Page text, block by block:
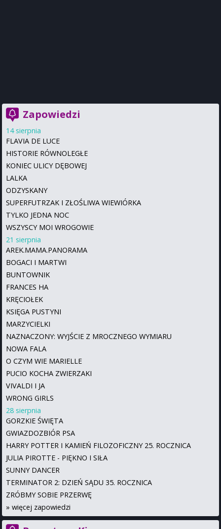
Zapowiedzi
14 sierpnia
FLAVIA DE LUCE
HISTORIE RÓWNOLEGŁE
KONIEC ULICY DĘBOWEJ
LALKA
ODZYSKANY
SUPERFUTRZAK I ZŁOŚLIWA WIEWIÓRKA
TYLKO JEDNA NOC
WSZYSCY MOI WROGOWIE
21 sierpnia
AREK.MAMA.PANORAMA
BOGACI I MARTWI
BUNTOWNIK
FRANCES HA
KRĘCIOŁEK
KSIĘGA PUSTYNI
MARZYCIELKI
NAZNACZONY: WYJŚCIE Z MROCZNEGO WYMIARU
NOWA FALA
O CZYM WIE MARIELLE
PUCIO KOCHA ZWIERZAKI
VIVALDI I JA
WRONG GIRLS
28 sierpnia
GORZKIE ŚWIĘTA
GWIAZDOZBIÓR PSA
HARRY POTTER I KAMIEŃ FILOZOFICZNY 25. ROCZNICA
JULIA PIROTTE - PIĘKNO I SIŁA
SUNNY DANCER
TERMINATOR 2: DZIEŃ SĄDU 35. ROCZNICA
ZRÓBMY SOBIE PRZERWĘ
» więcej zapowiedzi